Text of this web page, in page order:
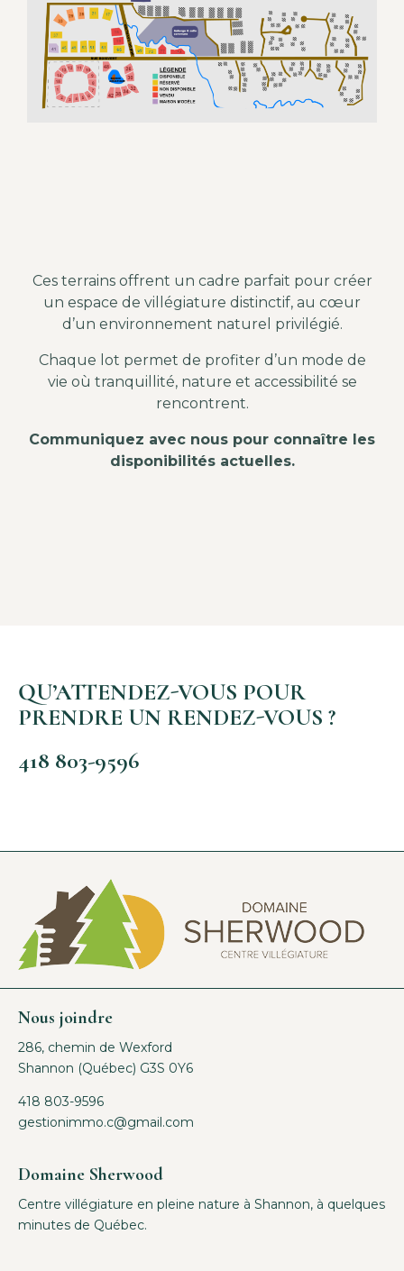
Ces terrains offrent un cadre parfait pour créer
un espace de villégiature distinctif, au cœur
d’un environnement naturel privilégié.
Chaque lot permet de profiter d’un mode de
vie où tranquillité, nature et accessibilité se
rencontrent.
Communiquez avec nous pour connaître les
disponibilités actuelles.
QU’ATTENDEZ-VOUS POUR
PRENDRE UN RENDEZ-VOUS ?
418 803-9596
Nous joindre
286, chemin de Wexford
Shannon (Québec) G3S 0Y6
418 803-9596
gestionimmo.c@gmail.com
Domaine Sherwood
Centre villégiature en pleine nature à Shannon, à quelques
minutes de Québec.